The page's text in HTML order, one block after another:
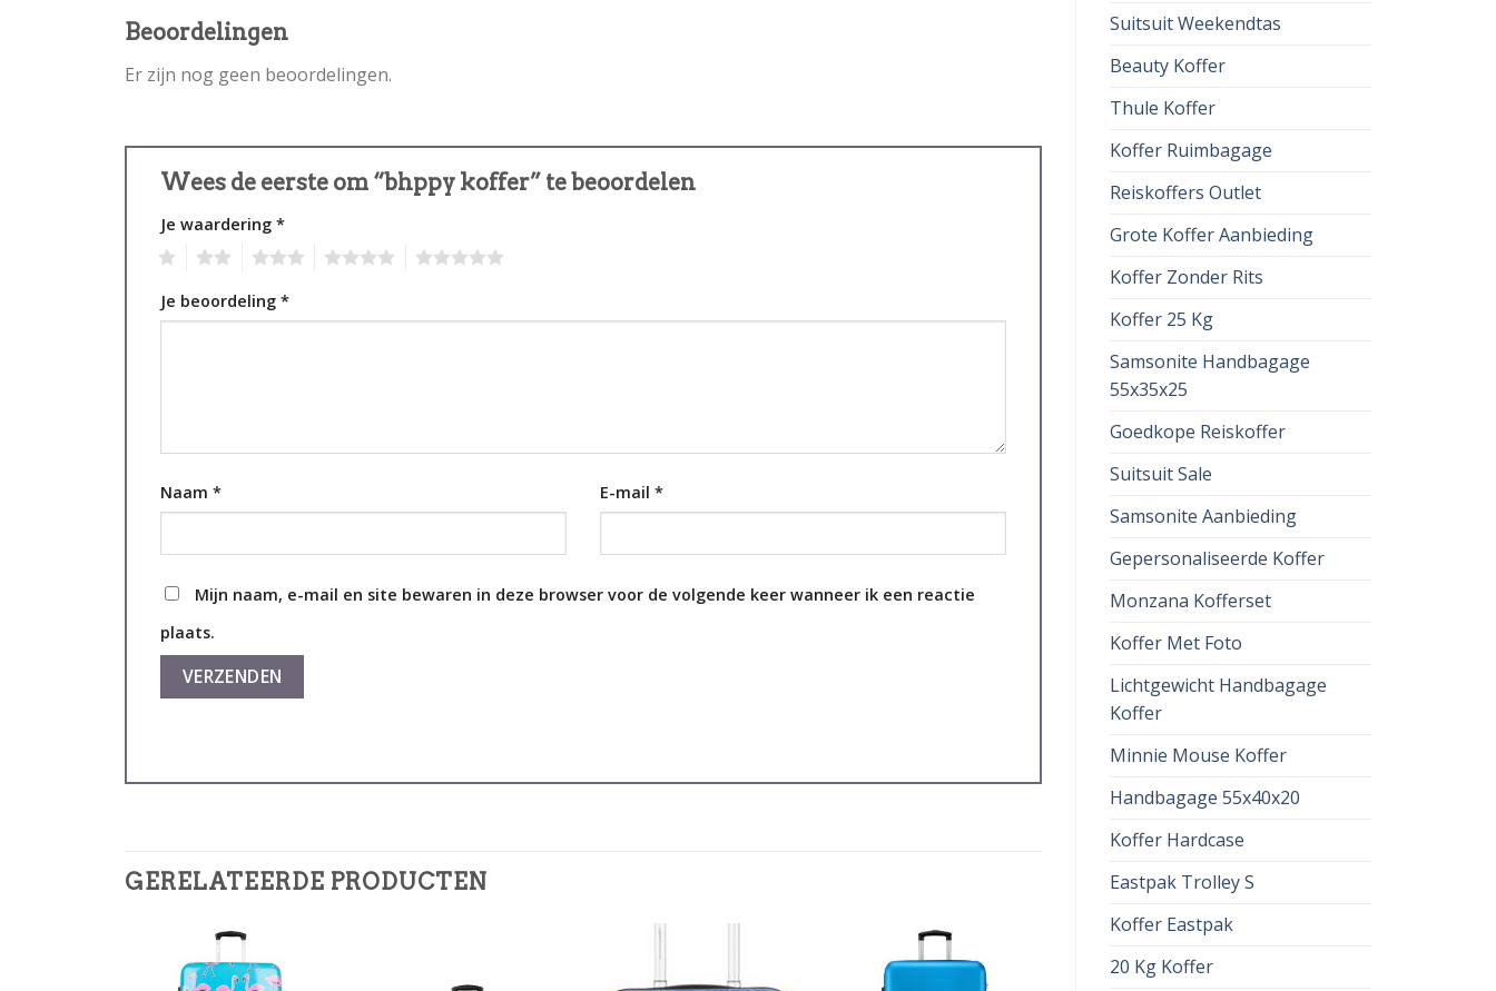
Suitsuit Weekendtas
Beauty Koffer
Thule Koffer
Koffer Ruimbagage
Reiskoffers Outlet
Grote Koffer Aanbieding
Koffer Zonder Rits
Koffer 25 Kg
Samsonite Handbagage
55x35x25
Goedkope Reiskoffer
Suitsuit Sale
Samsonite Aanbieding
Gepersonaliseerde Koffer
Monzana Kofferset
Koffer Met Foto
Lichtgewicht Handbagage
Koffer
Minnie Mouse Koffer
Handbagage 55x40x20
Koffer Hardcase
Eastpak Trolley S
Koffer Eastpak
20 Kg Koffer
Beoordelingen
Er zijn nog geen beoordelingen.
Wees de eerste om “bhppy koffer” te beoordelen
Je waardering *
Je beoordeling *
Naam * E-mail *
Mijn naam, e-mail en site bewaren in deze browser voor de volgende keer wanneer ik een reactie
plaats.
GERELATEERDE PRODUCTEN